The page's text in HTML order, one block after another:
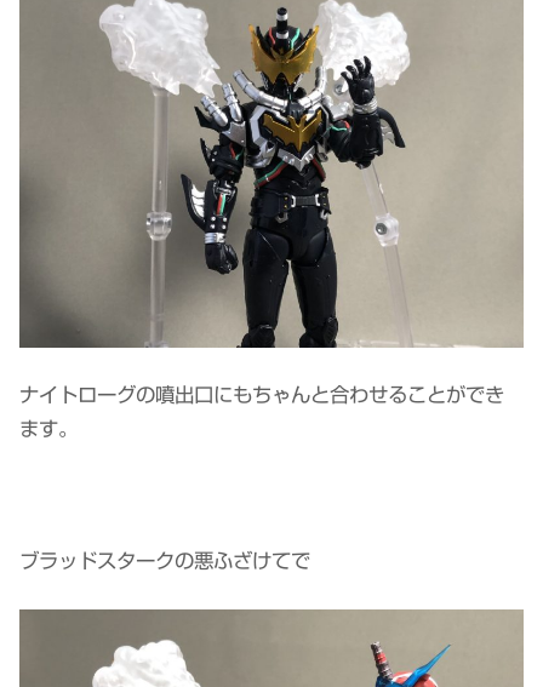
ナイトローグの噴出口にもちゃんと合わせることができ
ます。
ブラッドスタークの悪ふざけてで